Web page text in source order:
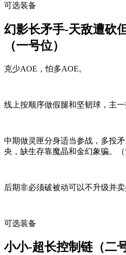
可选装备
幻影长矛手-天敌遭砍
（一号位）
克少AOE，怕多AOE。
线上按顺序做假腿和坚韧球，主一
中期做灵匣分身适当参战，多投
央，缺生存靠魔晶和金幻象骗。（
后期非必须破被动可以不升级并卖
可选装备
小小-超长控制链（二